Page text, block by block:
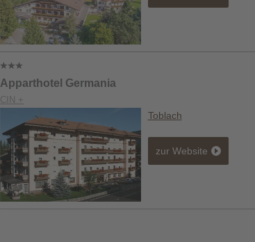
Apparthotel Germania
CIN +
Toblach
zur Website